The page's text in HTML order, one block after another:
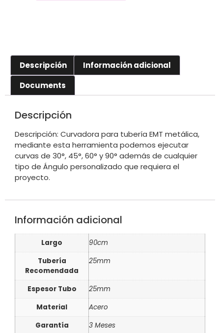
Descripción
Información adicional
Documents
Descripción
Descripción: Curvadora para tubería EMT metálica,
mediante esta herramienta podemos ejecutar
curvas de 30°, 45°, 60° y 90° además de cualquier
tipo de Ángulo personalizado que requiera el
proyecto.
Información adicional
Largo
90cm
Tubería
Recomendada
25mm
Espesor Tubo
25mm
Material
Acero
Garantía
3 Meses